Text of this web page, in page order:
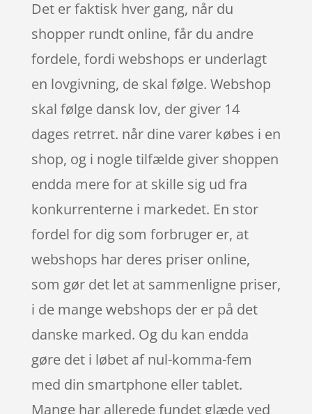
Det er faktisk hver gang, når du
shopper rundt online, får du andre
fordele, fordi webshops er underlagt
en lovgivning, de skal følge. Webshop
skal følge dansk lov, der giver 14
dages retrret. når dine varer købes i en
shop, og i nogle tilfælde giver shoppen
endda mere for at skille sig ud fra
konkurrenterne i markedet. En stor
fordel for dig som forbruger er, at
webshops har deres priser online,
som gør det let at sammenligne priser,
i de mange webshops der er på det
danske marked. Og du kan endda
gøre det i løbet af nul-komma-fem
med din smartphone eller tablet.
Mange har allerede fundet glæde ved